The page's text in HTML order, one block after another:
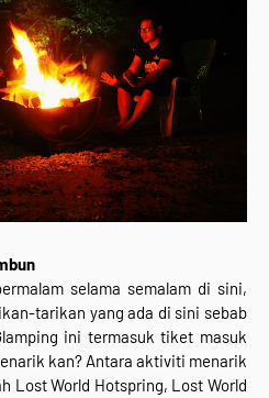
selama semalam di sini,
tarikan yang ada di sini sebab
ini termasuk tiket masuk
kan? Antara aktiviti menarik
Lost World Hotspring, Lost World